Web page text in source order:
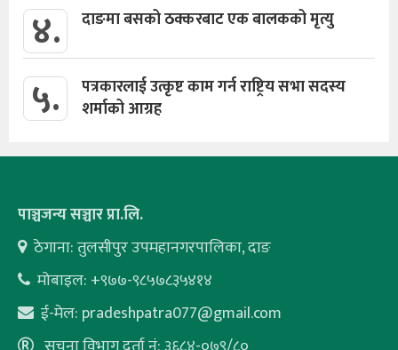
४. दाङमा बसको ठक्करबाट एक बालकको मृत्यु
५.
पत्रकारलाई उत्कृष्ट काम गर्न राष्ट्रिय सभा सदस्य
शर्माको आग्रह
पाञ्चजन्य सञ्चार प्रा.लि.
ठेगाना: तुलसीपुर उपमहानगरपालिका, दाङ
मोबाइल: +९७७-९८५७८३५४१४
ई-मेल: pradeshpatra077@gmail.com